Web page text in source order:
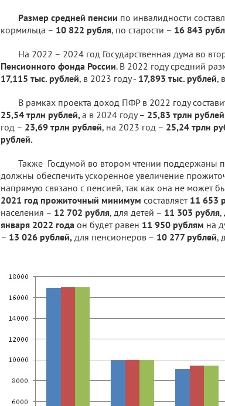
Размер средней пенсии по инвалидности
кормильца – 10 822 рубля, по старости – 16 843
На 2022 – 2024 год Государственная дума во
Пенсионного фонда России. В 2022 году средний
17,115 тыс. рублей, в 2023 году - 17,893 тыс. рублей,
В рамках проекта доход ПФР в 2022 году
25,54 трлн рублей, а в 2024 году – 25,83 трлн рублей
год – 23,69 трлн рублей, на 2023 год – 25,24 трлн
рублей.
Также Госдумой во втором чтении поддержаны
должны обеспечить ускоренное увеличение
напрямую связано с пенсией, так как она не может
2021 год прожиточный минимум составляет 11 653
населения – 12 702 рубля, для детей – 11 303 рубля,
января 2022 года он будет равен 11 950 рублям на
– 13 026 рублей, для пенсионеров – 10 277 рублей,